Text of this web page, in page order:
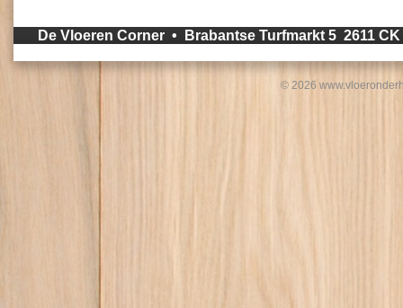
De Vloeren Corner • Brabantse Turfmarkt 5 2611
© 2026